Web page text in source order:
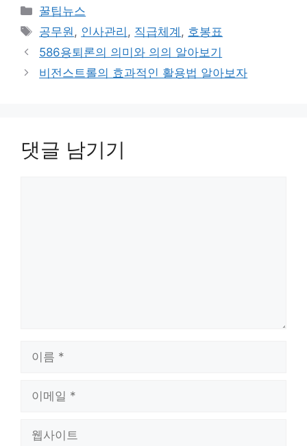
카
테
고
리
꿀팁뉴스
태
그
공무원 , 인사관리 , 직급체계 , 호봉표
586용퇴론의 의미와 의의 알아보기
비전스트롤의 효과적인 활용법 알아보자
댓글 남기기